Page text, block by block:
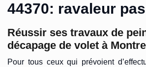
44370: ravaleur
Réussir ses travaux de
décapage de volet à
Pour tous ceux qui prévoient